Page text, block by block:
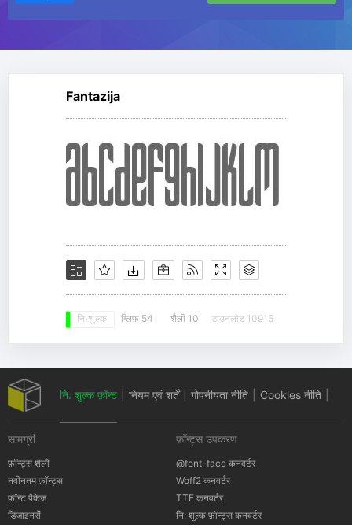
Fantazija
नि: शुल्क ग्लिफ़ 54 शैली 10 डाउनलोड 10915
नि: शुल्क फ़ॉन्ट नियम एवं शर्तें गोपनीयता नीति Cookies नीति
सामग्री
फ़ॉन्ट्स शैली
नवीनतम फ़ॉन्ट्स
फ़ॉन्ट पैकेज
डिजाइनरों
फ़ॉन्ट्स उपकरण
@font-face कनवर्टर
Woff2 कनवर्टर
TTF कनवर्टर
नि: शुल्क फ़ॉन्ट्स कनवर्टर